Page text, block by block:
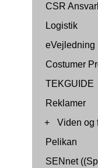
CSR
Logistik
eVejledning
Costumer
TEKGUIDE
Reklamer
+
Viden og
Pelikan
SENnet